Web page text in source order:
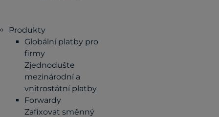
Produkty
Globální platby pro
firmy
Zjednodušte
mezinárodní a
vnitrostátní platby
Forwardy
Zafixovat směnný